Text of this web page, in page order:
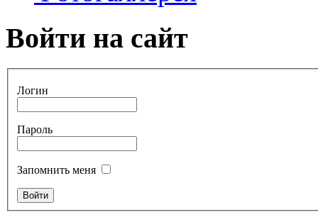
Войти на сайт
Логин
Пароль
Запомнить меня